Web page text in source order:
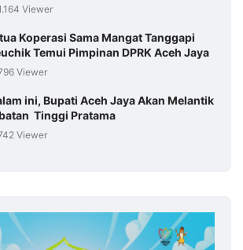
Viewer
Koperasi Sama Mangat Tanggapi
Temui Pimpinan DPRK Aceh Jaya
Viewer
ini, Bupati Aceh Jaya Akan Melantik
Tinggi Pratama
Viewer